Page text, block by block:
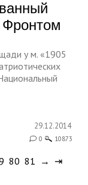
у м. «1905
29.12.2014
0 10873
80 81 → ⇥